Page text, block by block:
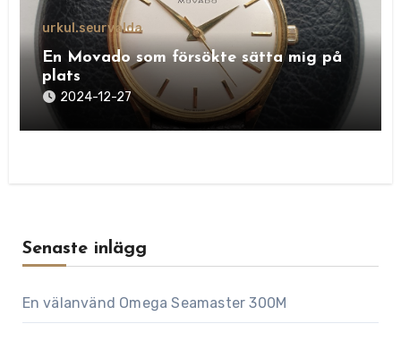
urkul.seurvalda
En Movado som försökte sätta mig på
plats
2024-12-27
Senaste inlägg
En välanvänd Omega Seamaster 300M